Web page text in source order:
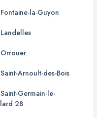
Fontaine-la-Guyon
Landelles
Orrouer
Saint-Arnoult-des-Bois
Saint-Germain-le-
28